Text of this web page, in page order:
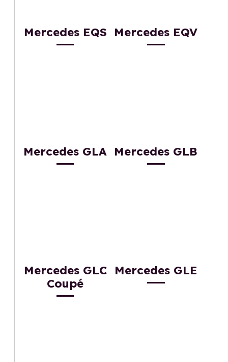
Mercedes EQS Mercedes EQV
Mercedes GLA Mercedes GLB
Mercedes GLC
Coupé
Mercedes GLE